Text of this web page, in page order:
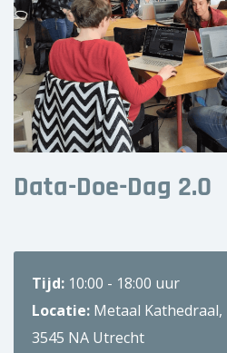
Kennis en
Persoonlijk
Nieuws
Agenda
Wie zijn
Onze
Data-Doe-Dag 2.0
Tijd: 10:00 - 18:00 uur
Locatie: Metaal
3545 NA Utrecht